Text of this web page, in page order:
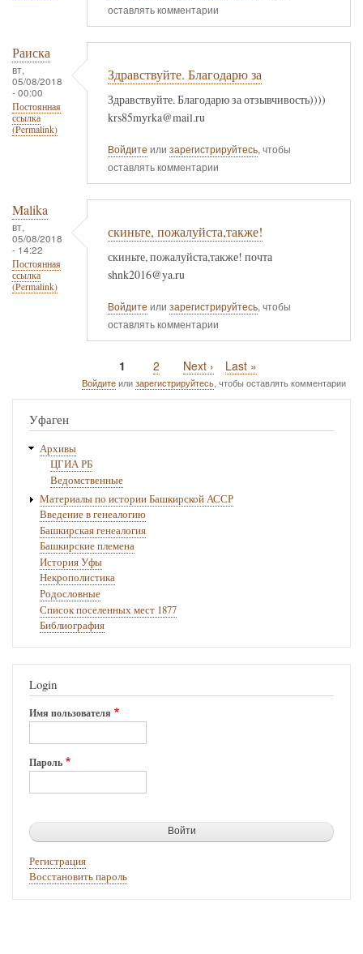
оставлять комментарии
Раиска
вт,
05/08/2018
- 00:00
Постоянная
ссылка
(Permalink)
Здравствуйте. Благодарю за
Здравствуйте. Благодарю за отзывчивость))))
krs85myrka@mail.ru
Войдите или зарегистрируйтесь, чтобы
оставлять комментарии
Malika
вт,
05/08/2018
- 14:22
Постоянная
ссылка
(Permalink)
скиньте, пожалуйста,также!
скиньте, пожалуйста,также! почта
shnk2016@ya.ru
Войдите или зарегистрируйтесь, чтобы
оставлять комментарии
страниц
Текущая
страница
1 Page
2
Следующая
страница
Next ›
Последняя
страница
Last »
Войдитеилизарегистрируйтесь, чтобы оставлять комментарии
Уфаген
Архивы
ЦГИА РБ
Ведомственные
Материалы по истории Башкирской АССР
Введение в генеалогию
Башкирская генеалогия
Башкирские племена
История Уфы
Некрополистика
Родословные
Список поселенных мест 1877
Библиография
Login
Имя пользователя
Пароль
Регистрация
Восстановить пароль